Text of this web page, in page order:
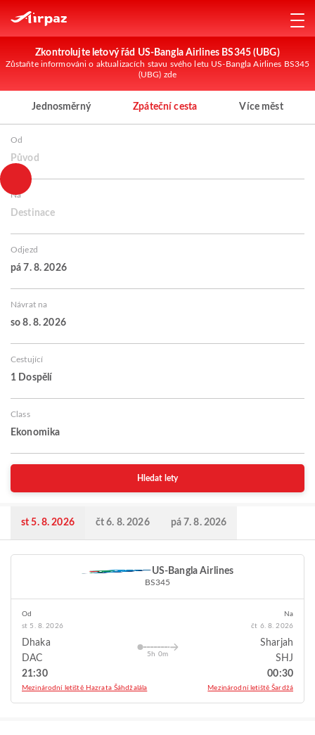
Zkontrolujte letový řád US-Bangla Airlines BS345 (UBG)
Zůstaňte informováni o aktualizacích stavu svého letu US-Bangla Airlines BS345
(UBG) zde
Jednosměrný Zpáteční cesta Více měst
Od
Původ
Na
Destinace
Odjezd
pá 7. 8. 2026
Návrat na
so 8. 8. 2026
Cestující
1 Dospělí
Class
Ekonomika
Hledat lety
st 5. 8. 2026 čt 6. 8. 2026 pá 7. 8. 2026
US-Bangla Airlines
BS345
Od
st 5. 8. 2026
Dhaka
DAC
21:30
Mezinárodní letiště Hazrata Šáhdžalála
5h 0m
Na
čt 6. 8. 2026
Sharjah
SHJ
00:30
Mezinárodní letiště Šardžá